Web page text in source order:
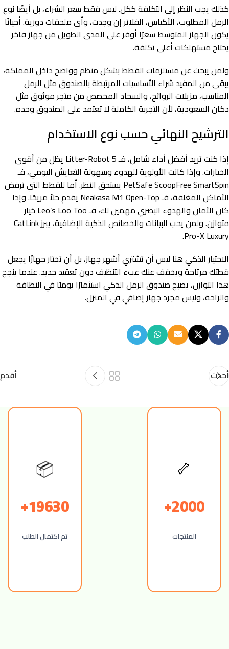
كذلك يجب النظر إلى التكلفة ككل. ليس فقط سعر الشراء، بل أيضًا نوع
الرمل المطلوب، الأكياس، الفلاتر إن وجدت، وأي ملحقات دورية. أحيانًا
يكون الجهاز المتوسط سعرًا أوفر على المدى الطويل من جهاز فاخر
يحتاج مستهلكات أعلى تكلفة.
ولمن يبحث عن مستلزمات القطط بشكل منظم وواضح داخل المملكة،
يبقى من المفيد شراء الأساسيات المرتبطة بالصندوق مثل الرمل
المناسب، مزيلات الروائح، والسجاد المخصص من متجر موثوق مثل
دكان السعودية، لأن التجربة الكاملة لا تعتمد على الصندوق وحده.
الترشيح النهائي حسب نوع الاستخدام
إذا كنت تريد أفضل أداء شامل، فـ Litter-Robot 5 يظل من أقوى
الخيارات. وإذا كانت الأولوية للهدوء وسهولة التعايش اليومي، فـ
PetSafe ScoopFree SmartSpin يستحق النظر. أما للقطط التي ترفض
الأماكن المغلقة، فـ Neakasa M1 Open-Top يقدم حلاً مريحًا. وإذا
كان الأمان والهدوء البصري مهمين لك، فـ Leo’s Loo Too خيار
متوازن. ولمن يحب البيانات والخصائص الذكية الإضافية، يبرز CatLink
Pro-X Luxury.
الاختيار الذكي هنا ليس أن تشتري أشهر جهاز، بل أن تختار جهازًا يجعل
قطتك مرتاحة ويخفف عنك عبء التنظيف دون تعقيد جديد. عندما ينجح
هذا التوازن، يصبح صندوق الرمل الذكي استثمارًا يوميًا في النظافة
والراحة، وليس مجرد جهاز إضافي في المنزل.
أحدث أقدم
🦴
2000+
المنتجات
📦
19630+
تم اكتمال الطلب